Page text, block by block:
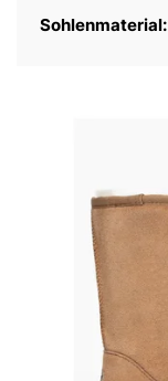
Sohlenmaterial: